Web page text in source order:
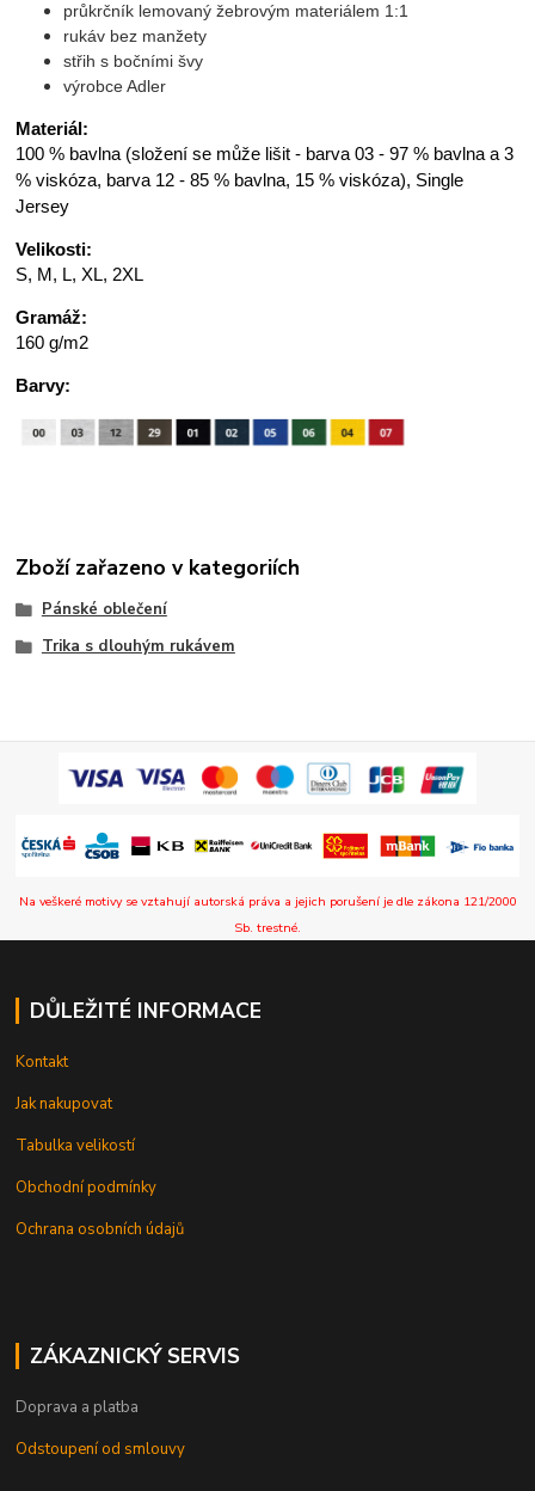
průkrčník lemovaný žebrovým materiálem 1:1
rukáv bez manžety
střih s bočními švy
výrobce Adler
Materiál:
100 % bavlna (složení se může lišit - barva 03 - 97 % bavlna a 3
% viskóza, barva 12 - 85 % bavlna, 15 % viskóza), Single
Jersey
Velikosti:
S, M, L, XL, 2XL
Gramáž:
160 g/m2
Barvy:
Zboží zařazeno v kategoriích
Pánské oblečení
Trika s dlouhým rukávem
Na veškeré motivy se vztahují autorská práva a jejich porušení je dle zákona 121/2000
Sb. trestné.
DŮLEŽITÉ INFORMACE
Kontakt
Jak nakupovat
Tabulka velikostí
Obchodní podmínky
Ochrana osobních údajů
ZÁKAZNICKÝ SERVIS
Doprava a platba
Odstoupení od smlouvy